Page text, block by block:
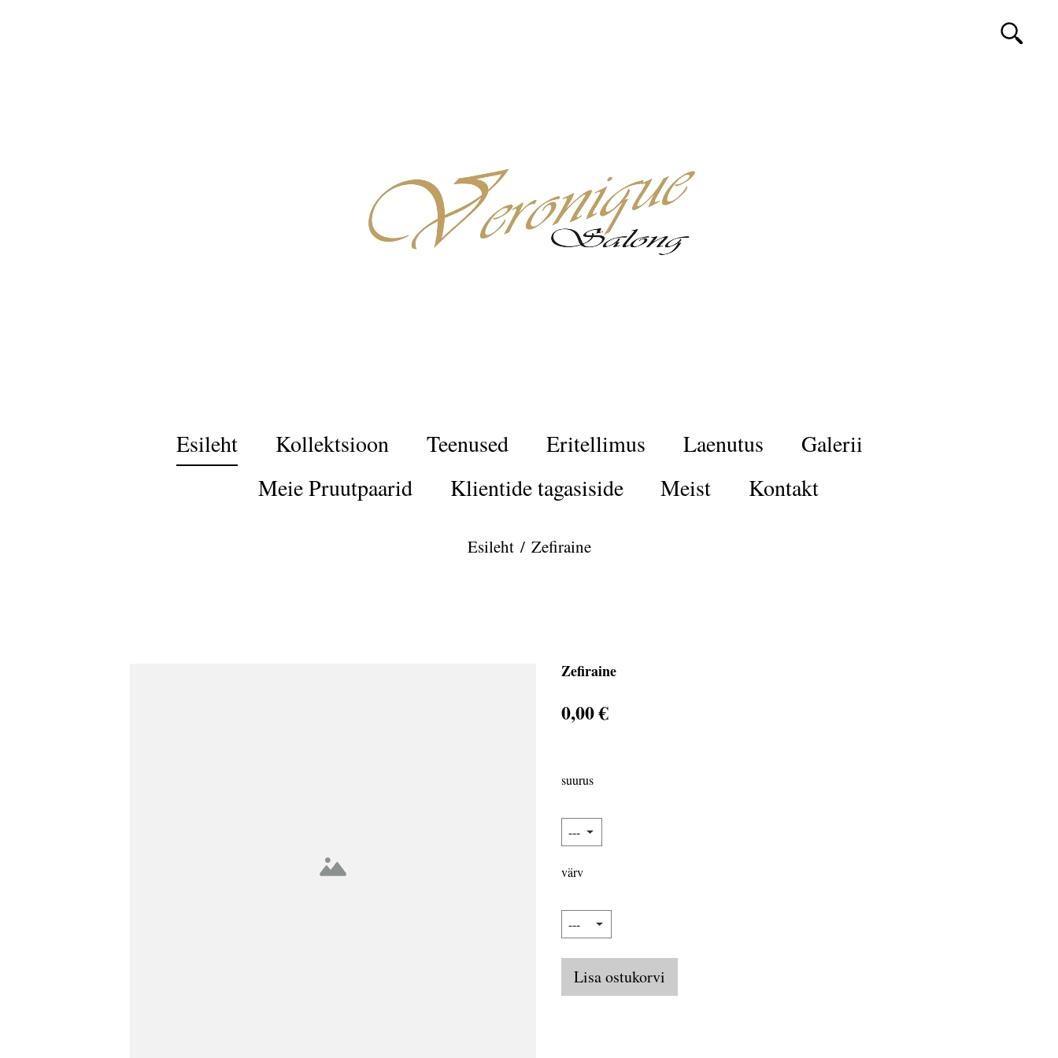
Esileht Kollektsioon Teenused Eritellimus Laenutus
Galerii
Meie Pruutpaarid
Klientide tagasiside Meist Kontakt
Esileht / Zefiraine
Zefiraine
0,00 €
suurus
värv
Lisa ostukorvi